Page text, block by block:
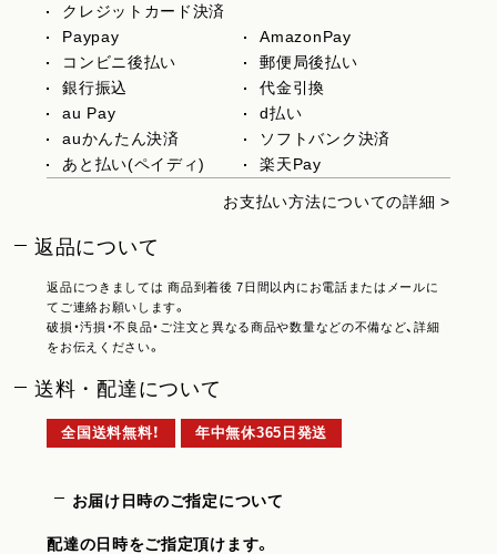
クレジットカード決済
Paypay
AmazonPay
コンビニ後払い
郵便局後払い
銀行振込
代金引換
au Pay
d払い
auかんたん決済
ソフトバンク決済
あと払い(ペイディ)
楽天Pay
お支払い方法についての詳細 >
返品について
返品につきましては 商品到着後 7日間以内にお電話またはメールに
てご連絡お願いします。
破損・汚損・不良品・ご注文と異なる商品や数量などの不備など、詳細
をお伝えください。
送料・配達について
全国送料無料！ 年中無休365日発送
お届け日時のご指定について
配達の日時をご指定頂けます。